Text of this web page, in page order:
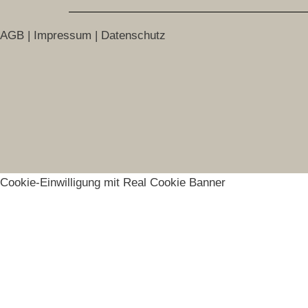
AGB | Impressum | Datenschutz
Cookie-Einwilligung mit Real Cookie Banner